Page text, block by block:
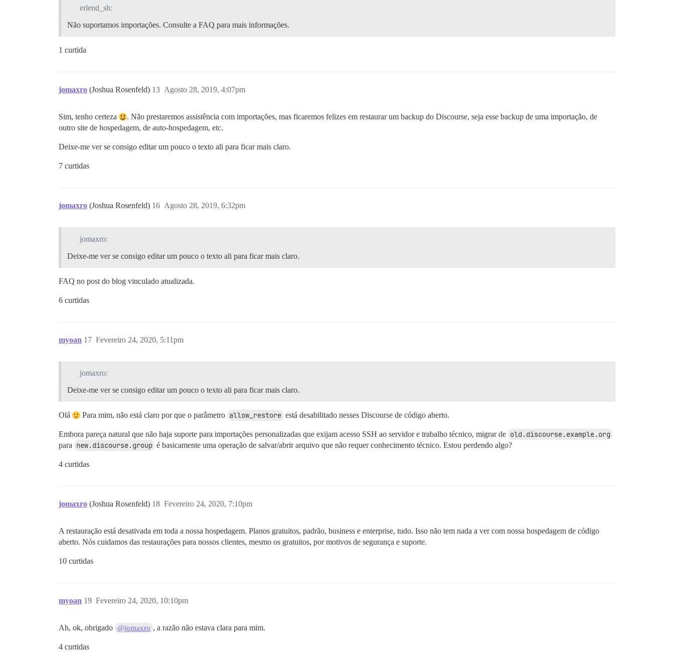
erlend_sh:
Não suportamos importações. Consulte a FAQ para mais informações.
1 curtida
jomaxro (Joshua Rosenfeld) Agosto 28, 2019, 4:07pm
13
Sim, tenho certeza
. Não prestaremos assistência com importações, mas ficaremos felizes em restaurar um backup do Discourse, seja esse backup de uma importação, de
outro site de hospedagem, de auto-hospedagem, etc.
Deixe-me ver se consigo editar um pouco o texto ali para ficar mais claro.
7 curtidas
jomaxro (Joshua Rosenfeld) Agosto 28, 2019, 6:32pm
16
jomaxro:
Deixe-me ver se consigo editar um pouco o texto ali para ficar mais claro.
FAQ no post do blog vinculado atualizada.
6 curtidas
myoan Fevereiro 24, 2020, 5:11pm
17
jomaxro:
Deixe-me ver se consigo editar um pouco o texto ali para ficar mais claro.
Olá Para mim, não está claro por que o parâmetro allow_restore está desabilitado nesses Discourse de código aberto.
Embora pareça natural que não haja suporte para importações personalizadas que exijam acesso SSH ao servidor e trabalho técnico, migrar de old.discourse.example.org
para new.discourse.group é basicamente uma operação de salvar/abrir arquivo que não requer conhecimento técnico. Estou perdendo algo?
4 curtidas
jomaxro (Joshua Rosenfeld) Fevereiro 24, 2020, 7:10pm
18
A restauração está desativada em toda a nossa hospedagem. Planos gratuitos, padrão, business e enterprise, tudo. Isso não tem nada a ver com nossa hospedagem de código
aberto. Nós cuidamos das restaurações para nossos clientes, mesmo os gratuitos, por motivos de segurança e suporte.
10 curtidas
myoan Fevereiro 24, 2020, 10:10pm
19
Ah, ok, obrigado @jomaxro , a razão não estava clara para mim.
4 curtidas